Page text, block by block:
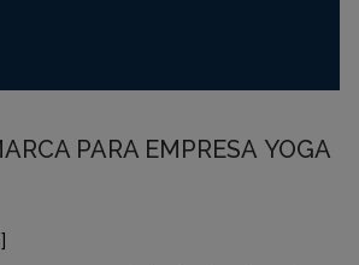
PARA EMPRESA YOGA